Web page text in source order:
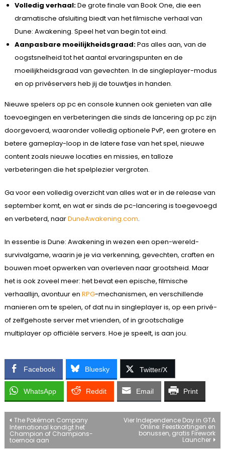
Volledig verhaal:De grote finale van Book One, die een
dramatische afsluiting biedt van het filmische verhaal van
Dune: Awakening. Speel het van begin tot eind.
Aanpasbare moeilijkheidsgraad:Pas alles aan, van de
oogstsnelheid tot het aantal ervaringspunten en de
moeilijkheidsgraad van gevechten. In de singleplayer-modus
en op privéservers heb jij de touwtjes in handen.
Nieuwe spelers op pc en console kunnen ook genieten van alle
toevoegingen en verbeteringen die sinds de lancering op pc zijn
doorgevoerd, waaronder volledig optionele PvP, een grotere en
betere gameplay-loop in de latere fase van het spel, nieuwe
content zoals nieuwe locaties en missies, en talloze
verbeteringen die het spelplezier vergroten.
Ga voor een volledig overzicht van alles wat er in de release van
september komt, en wat er sinds de pc-lancering is toegevoegd
en verbeterd, naarDuneAwakening.com.
In essentie is Dune: Awakening in wezen een open-wereld-
survivalgame, waarin je je via verkenning, gevechten, craften en
bouwen moet opwerken van overleven naar grootsheid. Maar
het is ook zoveel meer: het bevat een epische, filmische
verhaallijn, avontuur en RPG-mechanismen, en verschillende
manieren om te spelen, of dat nu in singleplayer is, op een privé-
of zelfgehoste server met vrienden, of in grootschalige
multiplayer op officiële servers. Hoe je speelt, is aan jou.
Facebook Bluesky Twitter/X
WhatsApp Reddit Email Print
Bericht
navigatie
The Pokémon Company
International kondigt het
Champion of Champions-
toernooi aan
Vier Independence Day in GTA
Online: Feestkortingen en
bonussen, gratis Firework
Launcher